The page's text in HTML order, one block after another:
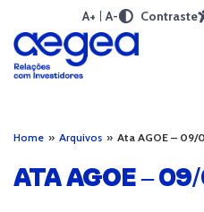
A+ A- Contraste
Home » Arquivos » Ata AGOE – 09/
ATA AGOE –